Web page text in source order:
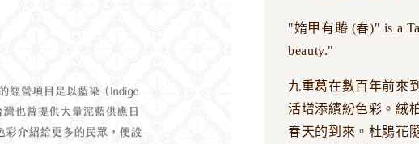
"媠甲有賰 (春)" is a
beauty."
九重葛在數百年前來
活增添繽紛色彩。絨
春天的到來。杜鵑花